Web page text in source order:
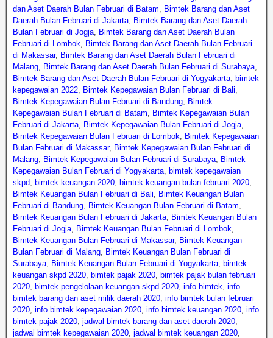
dan Aset Daerah Bulan Februari di Batam, Bimtek Barang dan Aset
Daerah Bulan Februari di Jakarta, Bimtek Barang dan Aset Daerah
Bulan Februari di Jogja, Bimtek Barang dan Aset Daerah Bulan
Februari di Lombok, Bimtek Barang dan Aset Daerah Bulan Februari
di Makassar, Bimtek Barang dan Aset Daerah Bulan Februari di
Malang, Bimtek Barang dan Aset Daerah Bulan Februari di Surabaya,
Bimtek Barang dan Aset Daerah Bulan Februari di Yogyakarta, bimtek
kepegawaian 2022, Bimtek Kepegawaian Bulan Februari di Bali,
Bimtek Kepegawaian Bulan Februari di Bandung, Bimtek
Kepegawaian Bulan Februari di Batam, Bimtek Kepegawaian Bulan
Februari di Jakarta, Bimtek Kepegawaian Bulan Februari di Jogja,
Bimtek Kepegawaian Bulan Februari di Lombok, Bimtek Kepegawaian
Bulan Februari di Makassar, Bimtek Kepegawaian Bulan Februari di
Malang, Bimtek Kepegawaian Bulan Februari di Surabaya, Bimtek
Kepegawaian Bulan Februari di Yogyakarta, bimtek kepegawaian
skpd, bimtek keuangan 2020, bimtek keuangan bulan februari 2020,
Bimtek Keuangan Bulan Februari di Bali, Bimtek Keuangan Bulan
Februari di Bandung, Bimtek Keuangan Bulan Februari di Batam,
Bimtek Keuangan Bulan Februari di Jakarta, Bimtek Keuangan Bulan
Februari di Jogja, Bimtek Keuangan Bulan Februari di Lombok,
Bimtek Keuangan Bulan Februari di Makassar, Bimtek Keuangan
Bulan Februari di Malang, Bimtek Keuangan Bulan Februari di
Surabaya, Bimtek Keuangan Bulan Februari di Yogyakarta, bimtek
keuangan skpd 2020, bimtek pajak 2020, bimtek pajak bulan februari
2020, bimtek pengelolaan keuangan skpd 2020, info bimtek, info
bimtek barang dan aset milik daerah 2020, info bimtek bulan februari
2020, info bimtek kepegawaian 2020, info bimtek keuangan 2020, info
bimtek pajak 2020, jadwal bimtek barang dan aset daerah 2020,
jadwal bimtek kepegawaian 2020, jadwal bimtek keuangan 2020,